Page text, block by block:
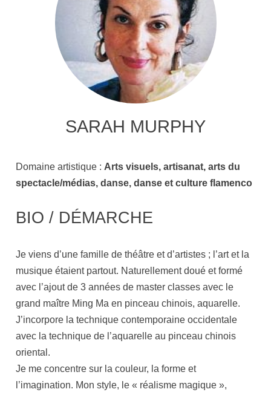
SARAH MURPHY
Domaine artistique : Arts visuels, artisanat, arts du
spectacle/médias, danse, danse et culture flamenco
BIO / DÉMARCHE
Je viens d’une famille de théâtre et d’artistes ; l’art et la
musique étaient partout. Naturellement doué et formé
avec l’ajout de 3 années de master classes avec le
grand maître Ming Ma en pinceau chinois, aquarelle.
J’incorpore la technique contemporaine occidentale
avec la technique de l’aquarelle au pinceau chinois
oriental.
Je me concentre sur la couleur, la forme et
l’imagination. Mon style, le « réalisme magique »,